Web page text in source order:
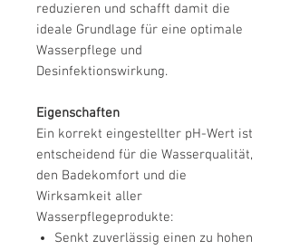
reduzieren und schafft damit die
ideale Grundlage für eine optimale
Wasserpflege und
Desinfektionswirkung.
Eigenschaften
Ein korrekt eingestellter pH-Wert ist
entscheidend für die Wasserqualität,
den Badekomfort und die
Wirksamkeit aller
Wasserpflegeprodukte:
Senkt zuverlässig einen zu hohen